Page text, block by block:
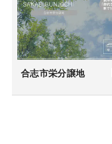
合志市栄分譲地